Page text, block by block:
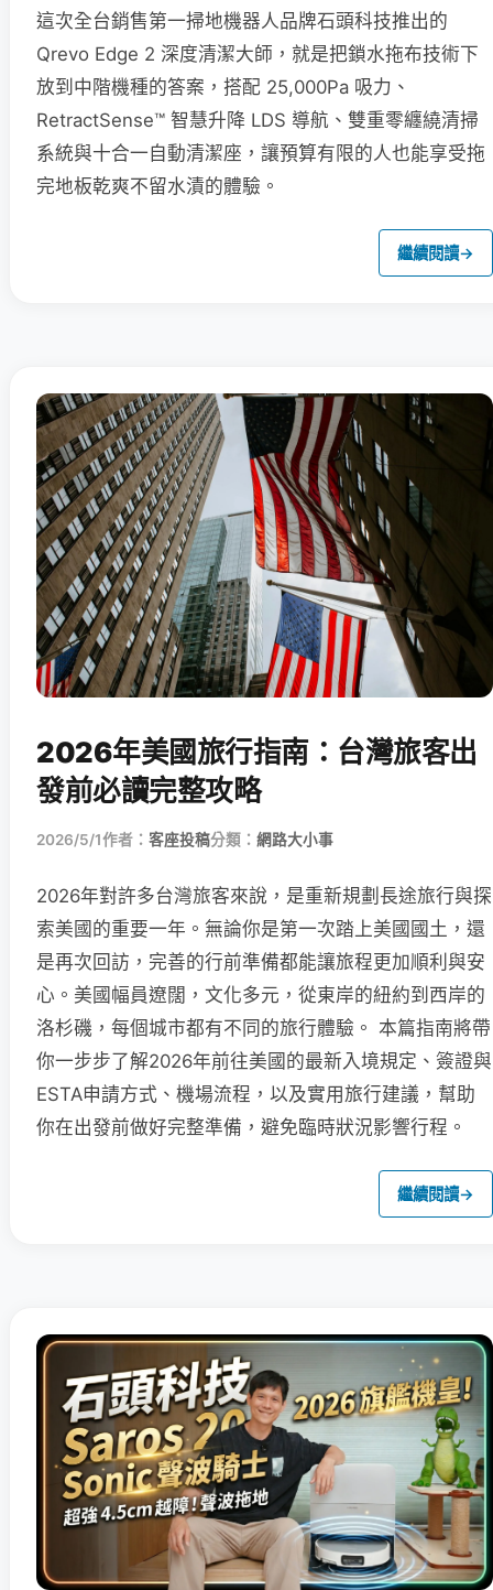
這次全台銷售第一掃地機器人品牌石頭科技推出的
Qrevo Edge 2 深度清潔大師，就是把鎖水拖布技術下
放到中階機種的答案，搭配 25,000Pa 吸力、
RetractSense™ 智慧升降 LDS 導航、雙重零纏繞清掃
系統與十合一自動清潔座，讓預算有限的人也能享受拖
完地板乾爽不留水漬的體驗。
繼續閱讀→
2026年美國旅行指南：台灣旅客出
發前必讀完整攻略
2026/5/1作者： 客座投稿分類： 網路大小事
2026年對許多台灣旅客來說，是重新規劃長途旅行與探
索美國的重要一年。無論你是第一次踏上美國國土，還
是再次回訪，完善的行前準備都能讓旅程更加順利與安
心。美國幅員遼闊，文化多元，從東岸的紐約到西岸的
洛杉磯，每個城市都有不同的旅行體驗。 本篇指南將帶
你一步步了解2026年前往美國的最新入境規定、簽證與
ESTA申請方式、機場流程，以及實用旅行建議，幫助
你在出發前做好完整準備，避免臨時狀況影響行程。
繼續閱讀→